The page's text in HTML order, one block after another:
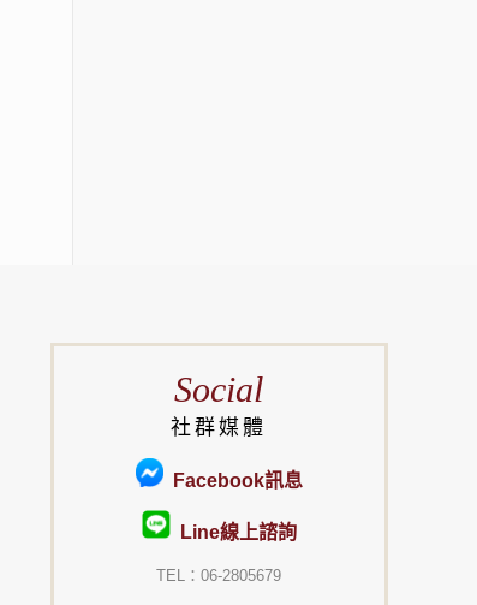
Social
社群媒體
Facebook訊息
Line線上諮詢
TEL：06-2805679